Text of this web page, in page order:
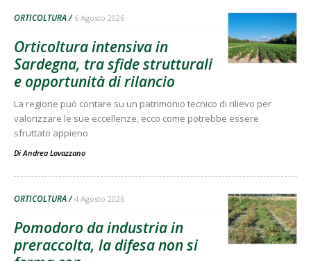
ORTICOLTURA 6 Agosto 2026
Orticoltura intensiva in
Sardegna, tra sfide strutturali
e opportunità di rilancio
La regione può contare su un patrimonio tecnico di rilievo per
valorizzare le sue eccellenze, ecco come potrebbe essere
sfruttato appieno
Di Andrea Lovazzano
ORTICOLTURA 4 Agosto 2026
Pomodoro da industria in
preraccolta, la difesa non si